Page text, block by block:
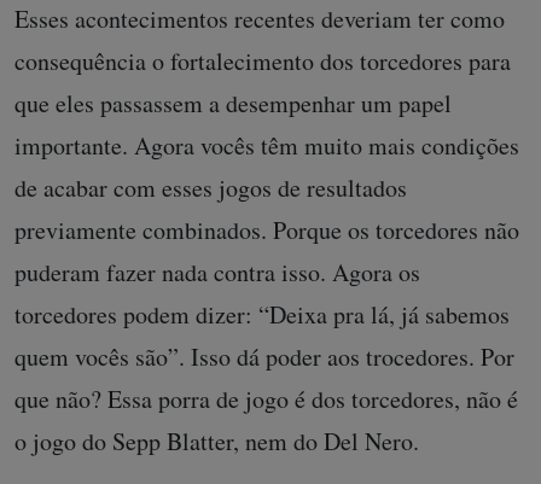
Esses acontecimentos recentes deveriam ter como
consequência o fortalecimento dos torcedores para
que eles passassem a desempenhar um papel
importante. Agora vocês têm muito mais condições
de acabar com esses jogos de resultados
previamente combinados. Porque os torcedores não
puderam fazer nada contra isso. Agora os
torcedores podem dizer: “Deixa pra lá, já sabemos
quem vocês são”. Isso dá poder aos trocedores. Por
que não? Essa porra de jogo é dos torcedores, não é
o jogo do Sepp Blatter, nem do Del Nero.